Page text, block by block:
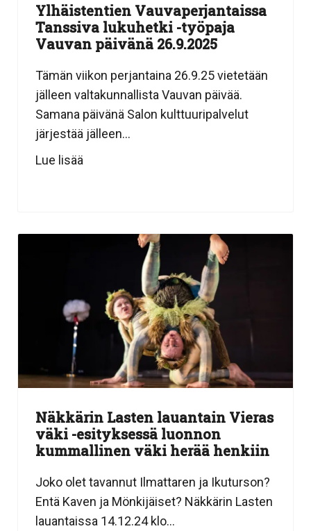
Ylhäistentien Vauvaperjantaissa
Tanssiva lukuhetki -työpaja
Vauvan päivänä 26.9.2025
Tämän viikon perjantaina 26.9.25 vietetään
jälleen valtakunnallista Vauvan päivää.
Samana päivänä Salon kulttuuripalvelut
järjestää jälleen...
Lue lisää
Näkkärin Lasten lauantain Vieras
väki -esityksessä luonnon
kummallinen väki herää henkiin
Joko olet tavannut Ilmattaren ja Ikuturson?
Entä Kaven ja Mönkijäiset? Näkkärin Lasten
lauantaissa 14.12.24 klo...